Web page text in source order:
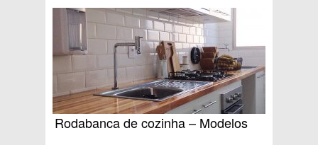
Rodabanca de cozinha – Modelos